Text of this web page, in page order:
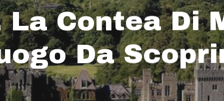
Contea Di
Da